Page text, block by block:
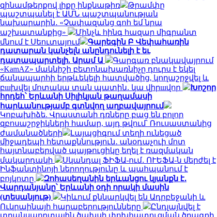
զինամթերքով լիքը ինքնաթիռ
Թրամփը
պաշտպանել է ԱՄՆ պաշտպանության
նախարարին․ «Չափազանց գոհ եմ նրա
աշխատանքից»
Մինչև հինգ հազար միգրանտ
մնում է Սեուտայում
Գարեգին Բ Վեփահառին
դատարան կանչելն անընդունելի է եւ
դատապարտելի. Արամ Ա
Գարգառ բնակավայրում
«KamAZ» մակնիշի բետոնախառնիչը դուրս է եկել
ճանապարհի երթևեկելի հատվածից, կողաշրջվել և
բшխվել մոտակա տան պատին․ կա վիրшվոր
Խոշոր
հրդեհ՝ Երևանի Սիլիկյան թաղամասի
հարևանությամբ գտնվող աղբավայրում
Կոբախիձե. Վրաստանի դռները բաց են բոլոր
զբոսաշրջիկների համար, այդ թվում՝ Ռուսաստանից
ժամանածների
Լայպցիգում տեղի ունեցած
միջադեպի հետաքննություն․ անօդաչուի մոտ
հայտնաբերված պայթուցիկը եղել է ռազմական
մակարդակի
Սկանդալ ՖԻՖԱ-ում․ ՈՒԵՖԱ-ն մերժել է
Ինֆանտինոյի ներողությունը և պահպանում է
բոյկոտը
Զոհասեղանին երևանցու կյանքն է․
Վարդանյանը՝ Երևանի օդի որակի մասին
(տեսանյութ)
Կիևում քննարկվել են Ադրբեջանի և
Ուկրաինայի հարաբերությունները
Ընդլայնվել է
տրանսպորտային ծախսի փոխհատուցման ծրագրի